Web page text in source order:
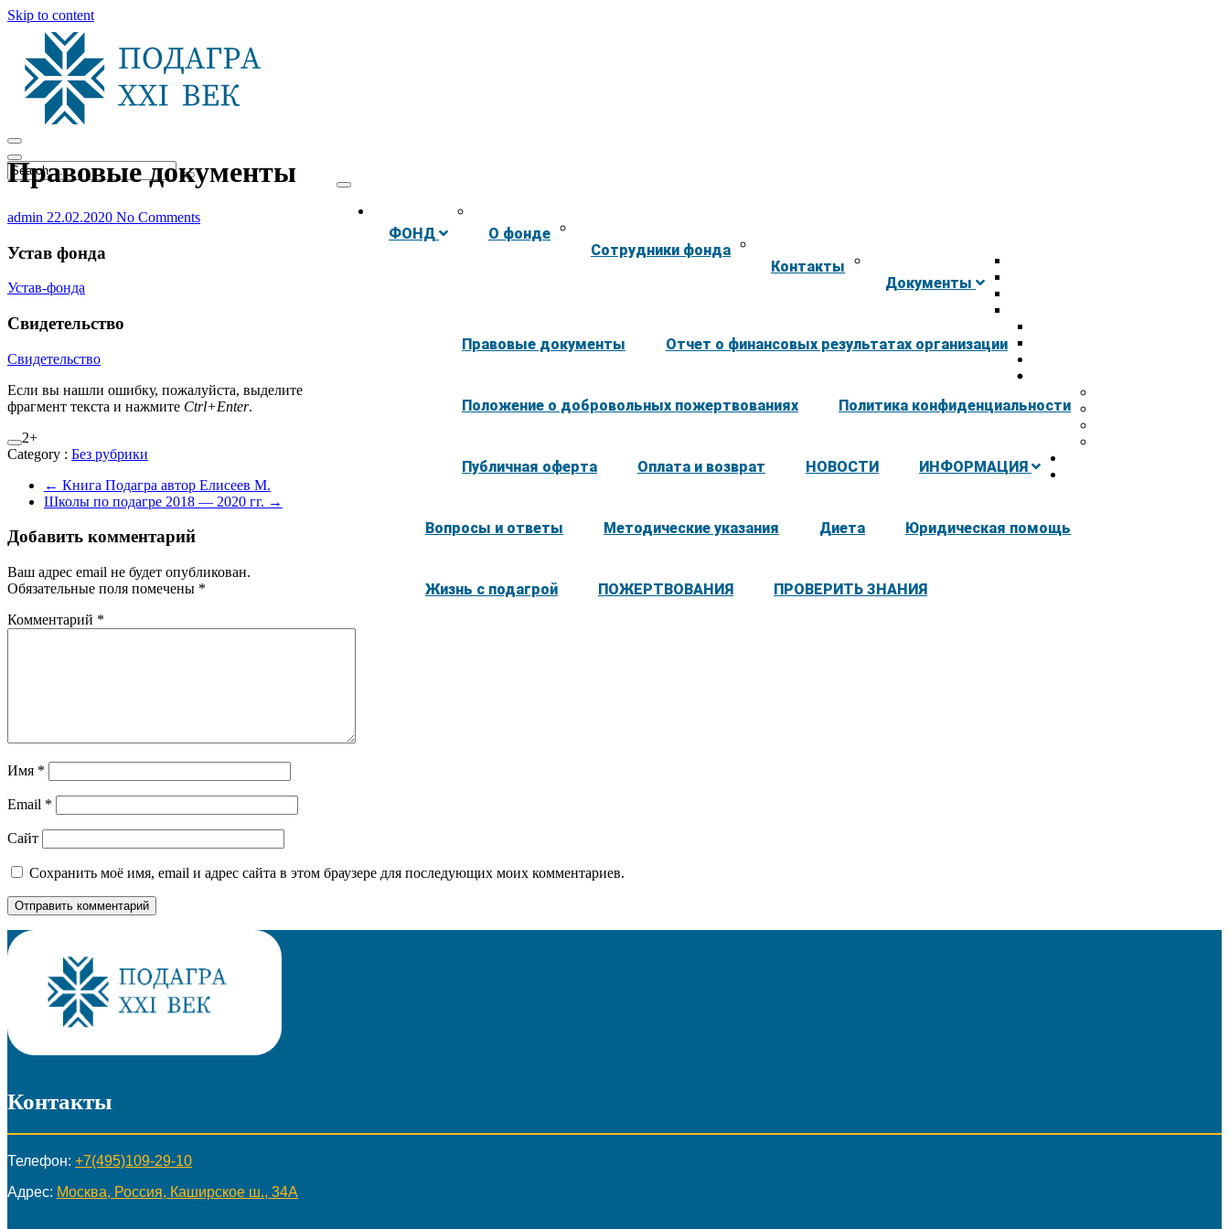
Skip to content
ФОНД
О фонде
Сотрудники фонда
Контакты
Документы
Правовые документы Отчет о финансовых результатах организации
Положение о добровольных пожертвованиях Политика конфиденциальности
Публичная оферта Оплата и возврат НОВОСТИ ИНФОРМАЦИЯ
Вопросы и ответы Методические указания Диета Юридическая помощь
Жизнь с подагрой ПОЖЕРТВОВАНИЯ ПРОВЕРИТЬ ЗНАНИЯ
Правовые документы
admin 22.02.2020 No Comments
Устав фонда
Устав-фонда
Свидетельство
Свидетельство
Если вы нашли ошибку, пожалуйста, выделите
фрагмент текста и нажмите Ctrl+Enter.
2+
Category : Без рубрики
← Книга Подагра автор Елисеев М.
Школы по подагре 2018 — 2020 гг. →
Добавить комментарий
Ваш адрес email не будет опубликован.
Обязательные поля помечены *
Комментарий *
Имя *
Email *
Сайт
Сохранить моё имя, email и адрес сайта в этом браузере для последующих моих комментариев.
Контакты
Телефон: +7(495)109-29-10
Адрес: Москва, Россия, Каширское ш., 34А